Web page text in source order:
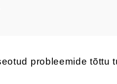
probleemide tõttu